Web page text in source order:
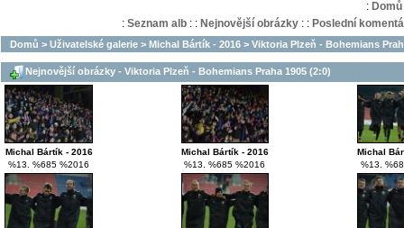
: Domů
: Seznam alb: : Nejnovější obrázky: : Poslední
Domů > Uživatelské galerie > Michal Bártík - 2016 > Viktoria Plzeň - Bohemians
Nejnovější obrázky - Viktoria Plzeň - Bohemians Praha 1905 (2:0)
Michal Bártík - 2016
%13. %685 %2016
Michal Bártík - 2016
%13. %685 %2016
Michal
%13.